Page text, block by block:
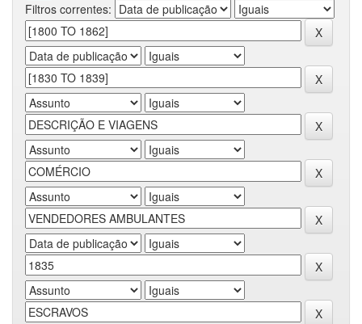
Filtros correntes: